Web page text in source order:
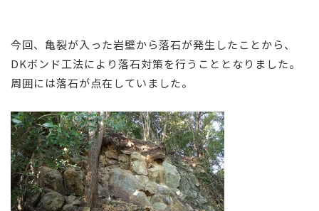
今回、亀裂が入った岩壁から落石が発生したことから、
DKボンド工法により落石対策を行うこととなりました。
周囲には落石が点在していました。